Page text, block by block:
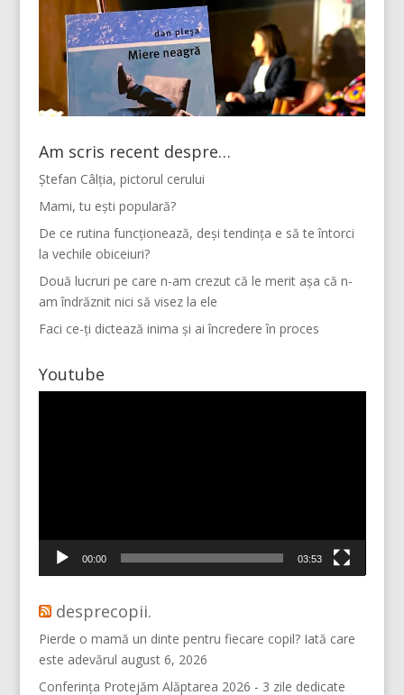
Am scris recent despre…
Ștefan Câlția, pictorul cerului
Mami, tu ești populară?
De ce rutina funcționează, deși tendința e să te întorci
la vechile obiceiuri?
Două lucruri pe care n-am crezut că le merit așa că n-
am îndrăznit nici să visez la ele
Faci ce-ți dictează inima și ai încredere în proces
Youtube
00:00 03:53
desprecopii.
Pierde o mamă un dinte pentru fiecare copil? Iată care
este adevărul august 6, 2026
Conferința Protejăm Alăptarea 2026 - 3 zile dedicate